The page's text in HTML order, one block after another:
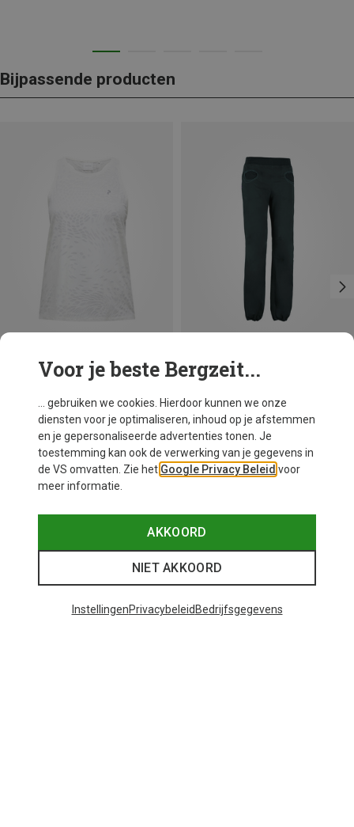
Bijpassende producten
Maten
Peak Performance
Dames Discover Top
S M L
E9
Dames Onda Broek
€ 89,30
XS S M
Voor je beste Bergzeit...
... gebruiken we cookies. Hierdoor kunnen we onze
diensten voor je optimaliseren, inhoud op je afstemmen
en je gepersonaliseerde advertenties tonen. Je
toestemming kan ook de verwerking van je gegevens in
de VS omvatten. Zie het Google Privacy Beleid voor
meer informatie.
AKKOORD
NIET AKKOORD
InstellingenPrivacybeleid Bedrijfsgegevens